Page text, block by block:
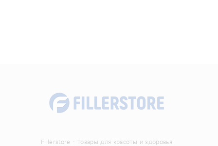
Fillerstore - товары для красоты и здоровья